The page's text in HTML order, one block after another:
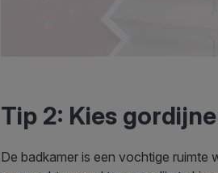
Tip 2: Kies
De badkamer is een vochtige